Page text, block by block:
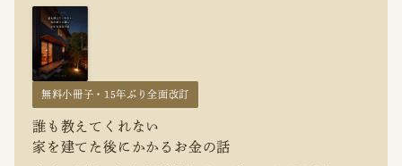
無料小冊子・15年ぶり全面改訂
誰も教えてくれない
家を建てた後にかかるお金の話